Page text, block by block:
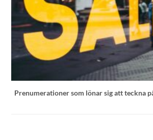
Prenumerationer som lönar sig att teckna